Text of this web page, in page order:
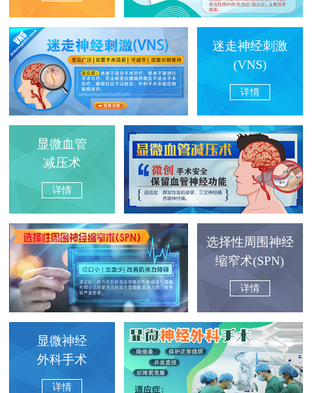
迷走神经刺激
(VNS)
详情
显微血管
减压术
详情
选择性周围神经
缩窄术(SPN)
详情
显微神经
外科手术
详情